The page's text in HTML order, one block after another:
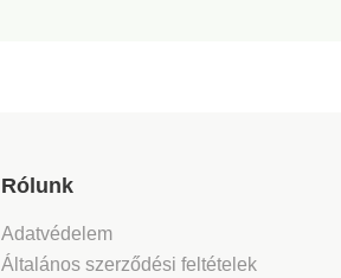
Rólunk
Adatvédelem
Általános szerződési feltételek